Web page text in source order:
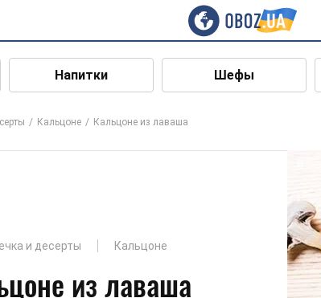
Напитки Шефы
Кальцоне Кальцоне из лаваша
и десерты Кальцоне
из лаваша